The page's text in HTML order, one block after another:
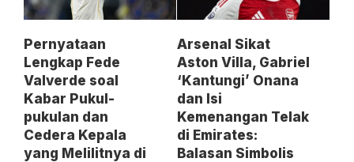
Pernyataan
Lengkap Fede
Valverde soal
Kabar Pukul-
pukulan dan
Cedera Kepala
yang Melilitnya di
Arsenal Sikat
Aston Villa, Gabriel
‘Kantungi’ Onana
dan Isi
Kemenangan Telak
di Emirates:
Balasan Simbolis